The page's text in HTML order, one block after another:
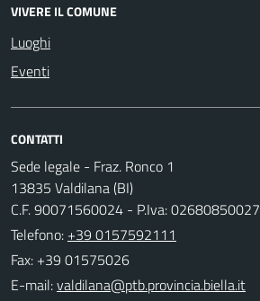
VIVERE IL COMUNE
Luoghi
Eventi
CONTATTI
Sede legale - Fraz. Ronco 1
13835 Valdilana (BI)
C.F. 90071560024 - P.Iva: 02680850027
Telefono: +39 0157592111
Fax: +39 01575026
E-mail: